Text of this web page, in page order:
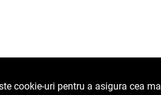
cookie-uri pentru a asigura cea